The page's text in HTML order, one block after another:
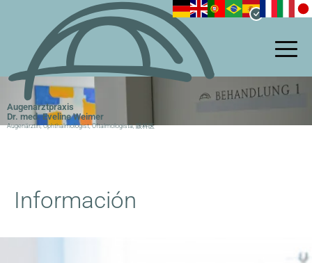
contenido
principal
Augenarztpraxis
Dr. med. Eveline Weimer
Augenärztin, Ophthalmologist, Oftalmologista, 眼科医
Información